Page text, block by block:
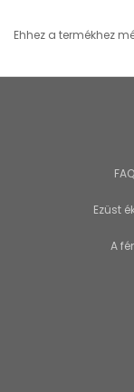
Ehhez a termékhez
Ezüst
A